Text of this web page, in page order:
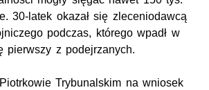
30-latek okazał się zleceniodawcą
podczas, którego wpadł w
pierwszy z podejrzanych.
Trybunalskim na wniosek